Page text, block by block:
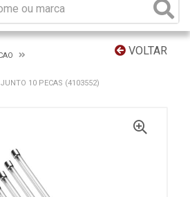
VOLTAR
10 PECAS (4103552)